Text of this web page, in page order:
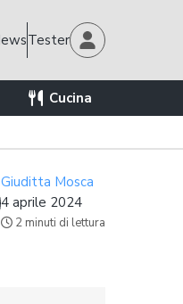
Tester
Cucina
Giuditta Mosca
4 aprile 2024
2 minuti di lettura